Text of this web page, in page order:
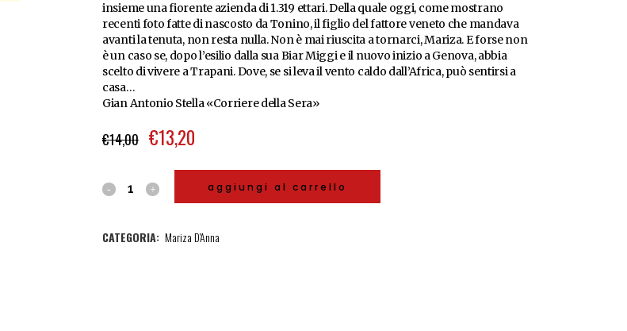
insieme una fiorente azienda di 1.319 ettari. Della quale oggi, come mostrano
recenti foto fatte di nascosto da Tonino, il figlio del fattore veneto che mandava
avanti la tenuta, non resta nulla. Non è mai riuscita a tornarci, Mariza. E forse non
è un caso se, dopo l’esilio dalla sua Biar Miggi e il nuovo inizio a Genova, abbia
scelto di vivere a Trapani. Dove, se si leva il vento caldo dall’Africa, può sentirsi a
casa…
Gian Antonio Stella «Corriere della Sera»
€14,00 €13,20
aggiungi al carrello
CATEGORIA: Mariza D'Anna